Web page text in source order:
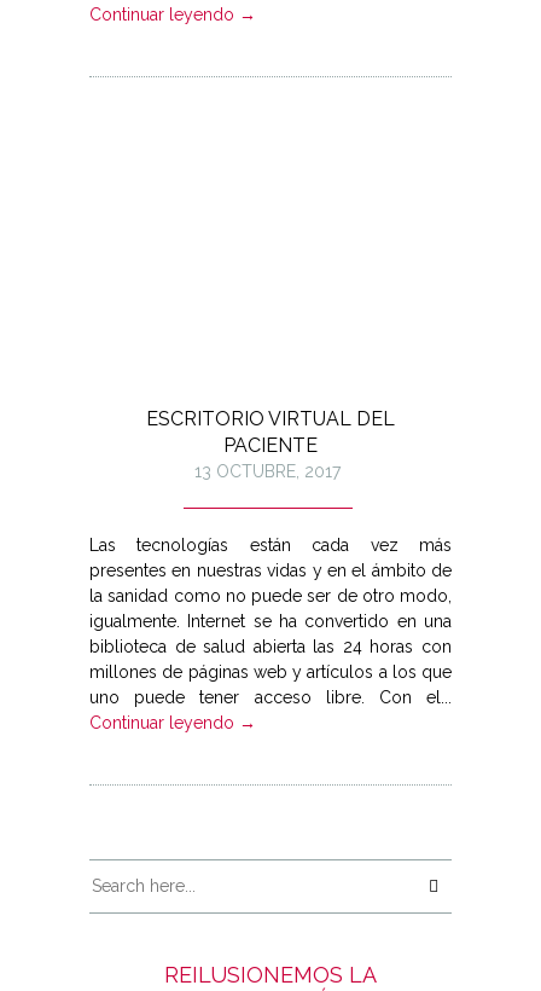
Continuar leyendo →
ESCRITORIO VIRTUAL DEL
PACIENTE
13 OCTUBRE, 2017
Las tecnologías están cada vez más
presentes en nuestras vidas y en el ámbito de
la sanidad como no puede ser de otro modo,
igualmente. Internet se ha convertido en una
biblioteca de salud abierta las 24 horas con
millones de páginas web y artículos a los que
uno puede tener acceso libre. Con el...
Continuar leyendo →
REILUSIONEMOS LA